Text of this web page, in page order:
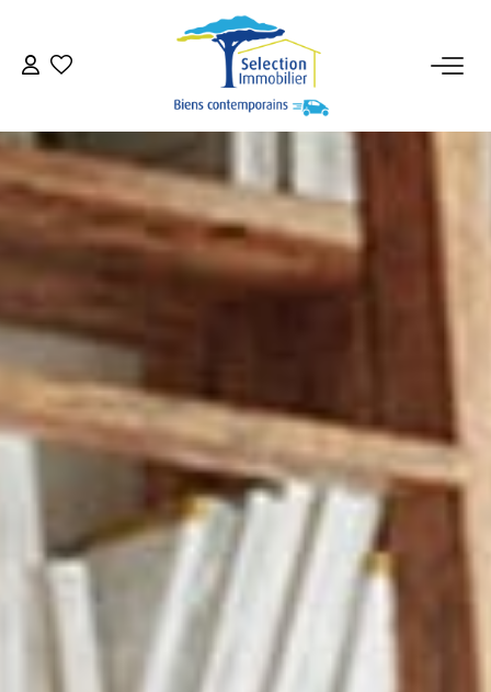
ACCUEIL
NOS BIENS
VENDRE UN BIEN
DÉPOSEZ VOTRE RECHERCHE
CONTACT
EN